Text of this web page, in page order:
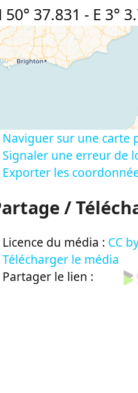
50° 37.831 - E 3°
Naviguer sur une carte
Signaler une erreur de
Exporter les
/
Licence du média : CC
Télécharger le média
Partager le lien :